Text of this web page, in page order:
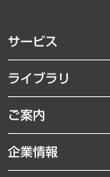
サービス
経営戦略
組織・人事戦略
デジタルイノベーション
ライブラリ
経済調査
レポート
コラム
ご案内
セミナー・イベント情報
MUFGビジネスセミナー
企業情報